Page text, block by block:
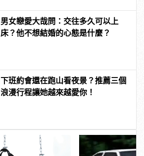
男女戀愛大哉問：交往多久可以上
床？他不想結婚的心態是什麼？
下班約會還在跑山看夜景？推薦三個
浪漫行程讓她越來越愛你！